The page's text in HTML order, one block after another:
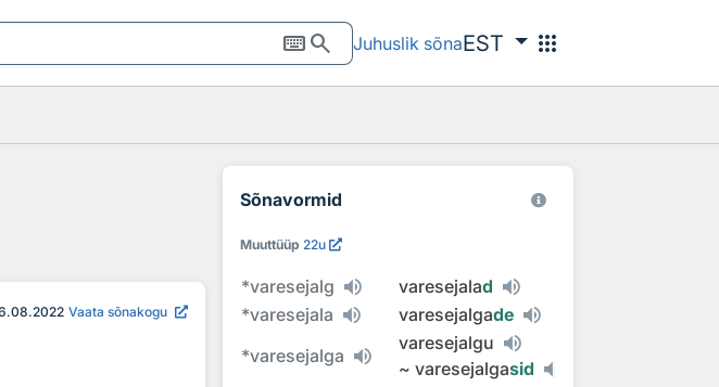
keyboardsearch Juhuslik sõnaEST apps
Vaata sõnakogu
Sõnavormid
Muuttüüp 22u
*varesejalg varesejalad
*varesejala varesejalgade
*varesejalga
varesejalgu
~ varesejalgasid